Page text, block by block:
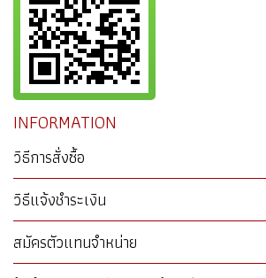
INFORMATION
วิธีการสั่งซื้อ
วิธีแจ้งชำระเงิน
สมัครตัวแทนจำหน่าย